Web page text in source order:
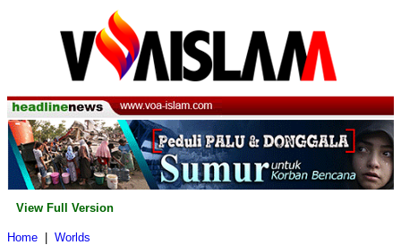
View Full Version
Home
Worlds